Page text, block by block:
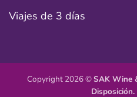
Viajes de 3 días
Copyright 2026 ©SAK Wine